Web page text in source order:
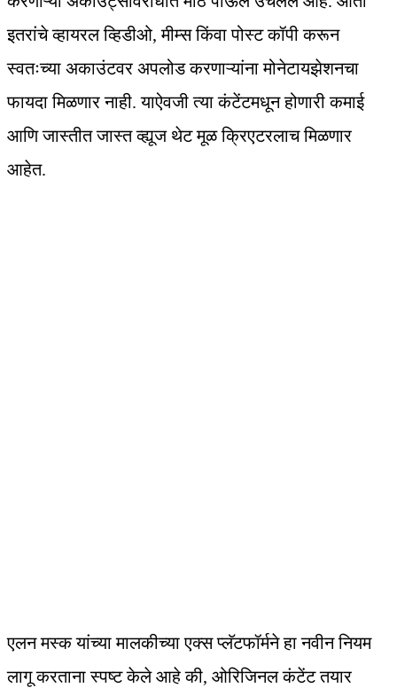
इतरांचे व्हायरल व्हिडीओ, मीम्स किंवा पोस्ट कॉपी करून
स्वतःच्या अकाउंटवर अपलोड करणाऱ्यांना मोनेटायझेशनचा
फायदा मिळणार नाही. याऐवजी त्या कंटेंटमधून होणारी कमाई
आणि जास्तीत जास्त व्ह्यूज थेट मूळ क्रिएटरलाच मिळणार
आहेत.
एलन मस्क यांच्या मालकीच्या एक्स प्लॅटफॉर्मने हा नवीन नियम
लागू करताना स्पष्ट केले आहे की, ओरिजिनल कंटेंट तयार